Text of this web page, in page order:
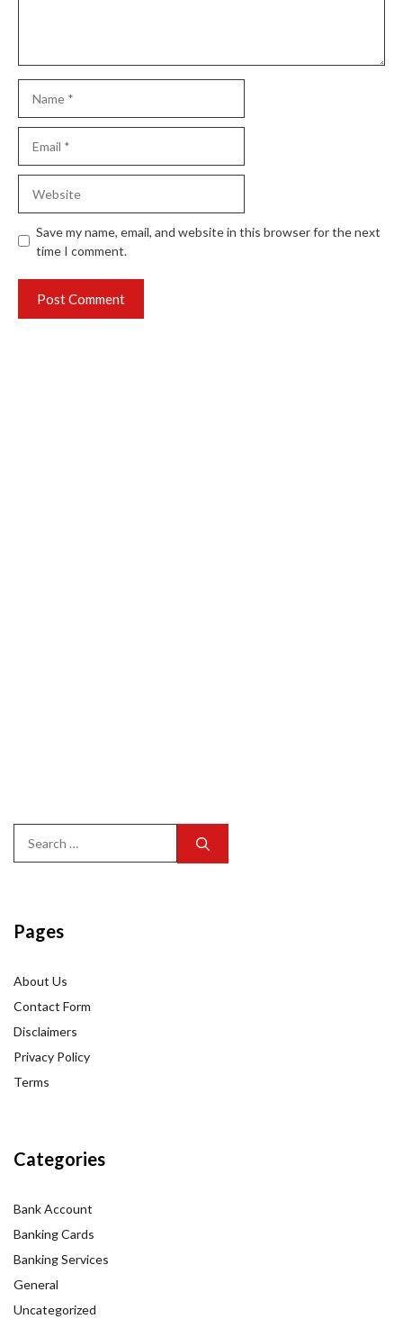
Save my name, email, and website in this browser for the next
time I comment.
for:
Pages
About Us
Contact Form
Disclaimers
Privacy Policy
Terms
Categories
Bank Account
Banking Cards
Banking Services
General
Uncategorized